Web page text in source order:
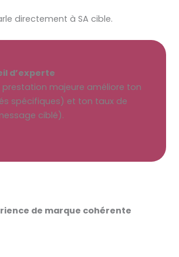
directement à SA cible.
d’experte
prestation majeure améliore ton
spécifiques) et ton taux de
ciblé).
de marque cohérente